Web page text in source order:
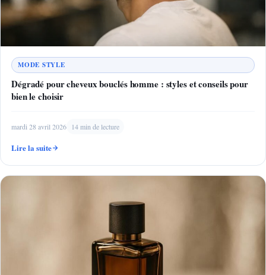
MODE STYLE
Dégradé pour cheveux bouclés homme : styles et conseils pour
bien le choisir
mardi 28 avril 2026 14 min de lecture
Lire la suite